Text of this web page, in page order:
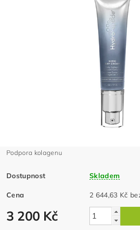
Podpora kolagenu
Dostupnost Skladem
Cena 2
3 200 Kč